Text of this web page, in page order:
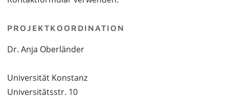
PROJEKTKOORDINATION
Dr. Anja Oberländer
Universität Konstanz
Universitätsstr. 10